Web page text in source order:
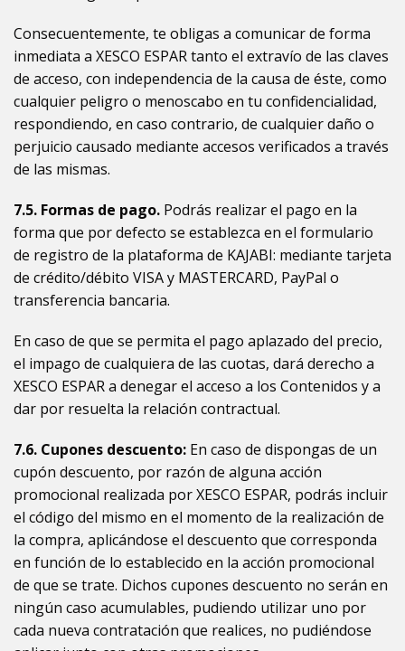
Consecuentemente, te obligas a comunicar de forma
inmediata a XESCO ESPAR tanto el extravío de las claves
de acceso, con independencia de la causa de éste, como
cualquier peligro o menoscabo en tu confidencialidad,
respondiendo, en caso contrario, de cualquier daño o
perjuicio causado mediante accesos verificados a través
de las mismas.
7.5. Formas de pago. Podrás realizar el pago en la
forma que por defecto se establezca en el formulario
de registro de la plataforma de KAJABI: mediante tarjeta
de crédito/débito VISA y MASTERCARD, PayPal o
transferencia bancaria.
En caso de que se permita el pago aplazado del precio,
el impago de cualquiera de las cuotas, dará derecho a
XESCO ESPAR a denegar el acceso a los Contenidos y a
dar por resuelta la relación contractual.
7.6. Cupones descuento: En caso de dispongas de un
cupón descuento, por razón de alguna acción
promocional realizada porXESCO ESPAR, podrás incluir
el código del mismo en el momento de la realización de
la compra, aplicándose el descuento que corresponda
en función de lo establecido en la acción promocional
de que se trate. Dichos cupones descuento no serán en
ningún caso acumulables, pudiendo utilizar uno por
cada nueva contratación que realices, no pudiéndose